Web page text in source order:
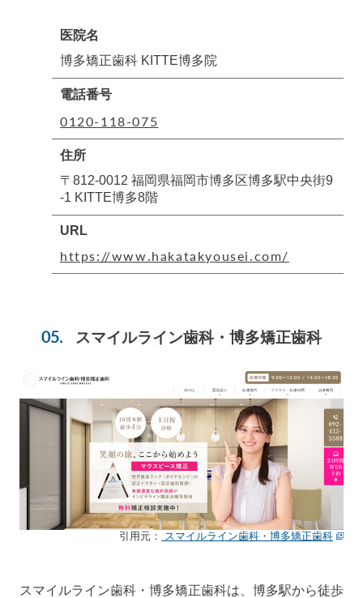
医院名
博多矯正歯科 KITTE博多院
電話番号
0120-118-075
住所
〒812-0012 福岡県福岡市博多区博多駅中央街9
-1 KITTE博多8階
URL
https://www.hakatakyousei.com/
スマイルライン歯科・博多矯正歯科
引用元： スマイルライン歯科・博多矯正歯科
スマイルライン歯科・博多矯正歯科は、博多駅から徒歩